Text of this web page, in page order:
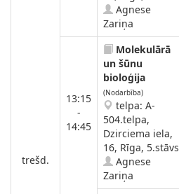
trešd.
Agnese
Zariņa
13:15
-
14:45
Molekulārā
un šūnu
bioloģija
(Nodarbība)
telpa: A-
504.telpa,
Dzirciema iela,
16, Rīga, 5.stāvs
Agnese
Zariņa